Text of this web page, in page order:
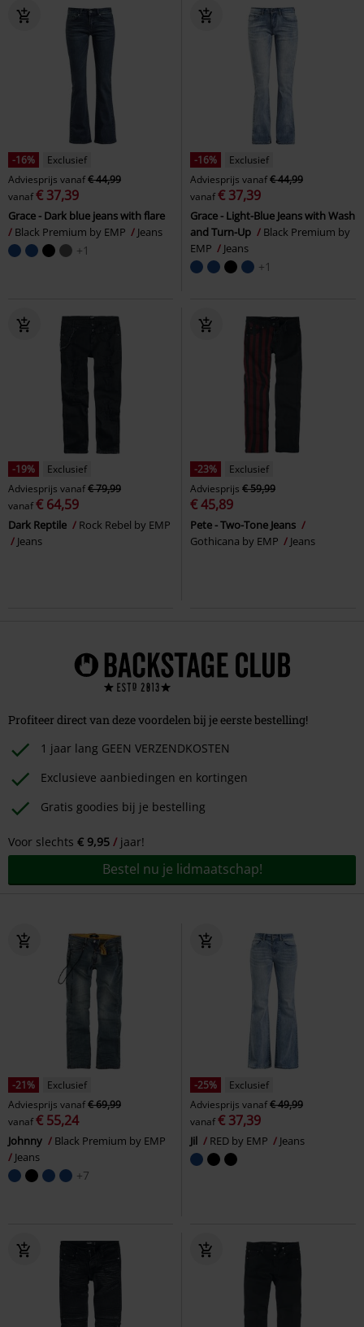
-16%
Exclusief
Adviesprijs vanaf€ 44,99
vanaf€ 37,39
Grace - Dark blue jeans with flare
Black Premium by EMP
Jeans
+1
-16%
Exclusief
Adviesprijs vanaf€ 44,99
vanaf€ 37,39
Grace - Light-Blue Jeans with Wash
and Turn-Up
Black Premium by
EMP
Jeans
+1
-19%
Exclusief
Adviesprijs vanaf€ 79,99
vanaf€ 64,59
Dark Reptile
Rock Rebel by EMP
Jeans
-23%
Exclusief
Adviesprijs € 59,99
€ 45,89
Pete - Two-Tone Jeans
Gothicana by EMP
Jeans
Profiteer direct van deze voordelen bij je eerste bestelling!
1 jaar lang GEEN VERZENDKOSTEN
Exclusieve aanbiedingen en kortingen
Gratis goodies bij je bestelling
Voor slechts € 9,95 jaar!
Bestel nu je lidmaatschap!
-21%
Exclusief
Adviesprijs vanaf€ 69,99
vanaf€ 55,24
Johnny
Black Premium by EMP
Jeans
+7
-25%
Exclusief
Adviesprijs vanaf€ 49,99
vanaf€ 37,39
Jil RED by EMP Jeans